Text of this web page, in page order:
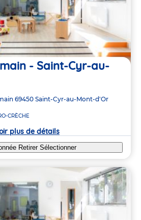
- Saint-Cyr-au-
69450 Saint-Cyr-au-Mont-d'Or
CRÈCHE
plus de détails
Retirer Sélectionner